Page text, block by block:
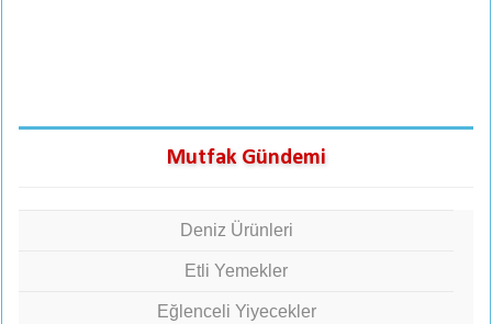
Mutfak Gündemi
Deniz Ürünleri
Etli Yemekler
Eğlenceli Yiyecekler